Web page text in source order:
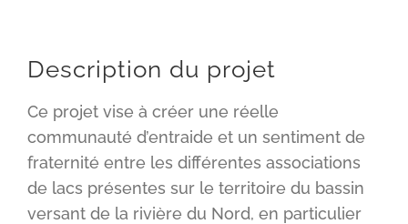
Description du projet
Ce projet vise à créer une réelle
communauté d’entraide et un sentiment de
fraternité entre les différentes associations
de lacs présentes sur le territoire du bassin
versant de la rivière du Nord, en particulier